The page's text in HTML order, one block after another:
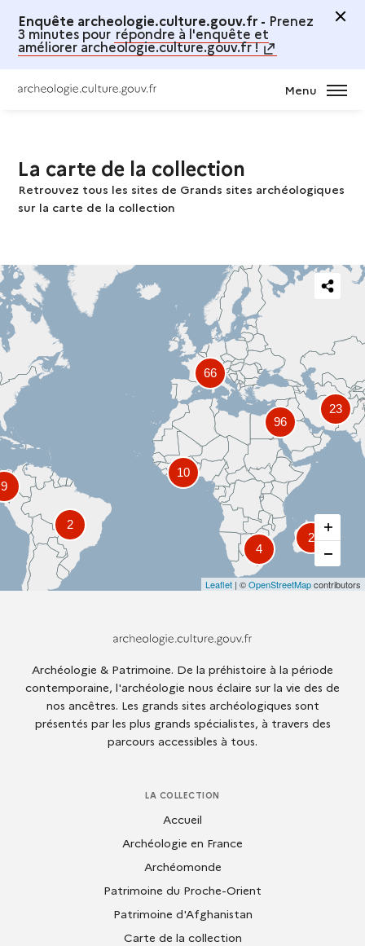
Enquête archeologie.culture.gouv.fr - Prenez
3 minutes pour répondre à l'enquête et
améliorer archeologie.culture.gouv.fr !
Menu
La carte de la collection
Retrouvez tous les sites de Grands sites archéologiques
sur la carte de la collection
carte
2
2
4
9
23
10
66
96
Leaflet | ©OpenStreetMapcontributors
Archéologie & Patrimoine. De la préhistoire à la période
contemporaine, l'archéologie nous éclaire sur la vie des de
nos ancêtres. Les grands sites archéologiques sont
présentés par les plus grands spécialistes, à travers des
parcours accessibles à tous.
LA COLLECTION
Accueil
Archéologie en France
Archéomonde
Patrimoine du Proche-Orient
Patrimoine d'Afghanistan
Carte de la collection